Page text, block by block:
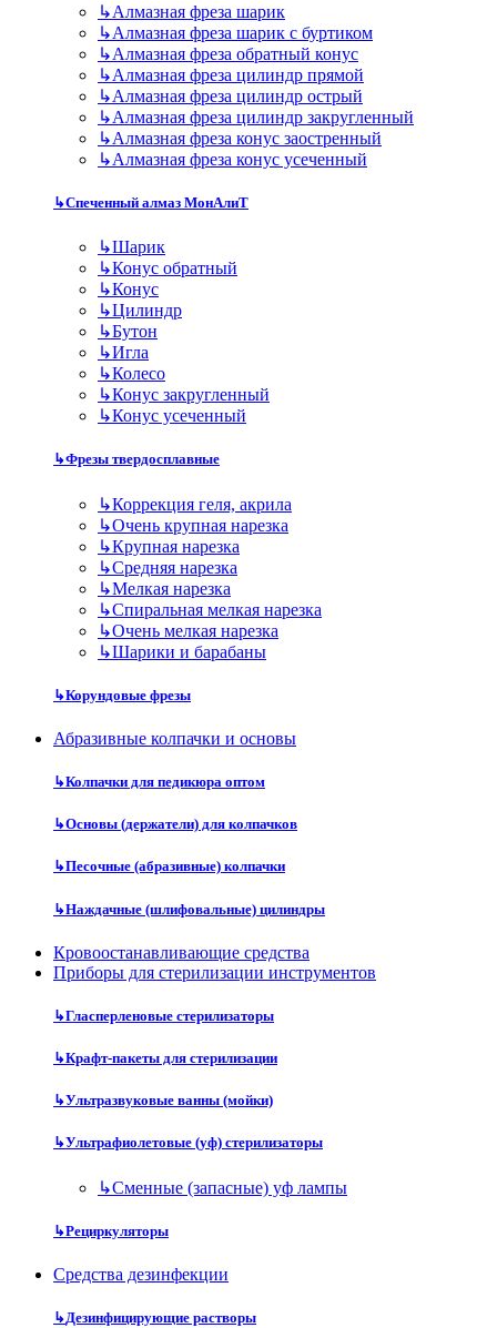
↳Алмазная фреза шарик
↳Алмазная фреза шарик с буртиком
↳Алмазная фреза обратный конус
↳Алмазная фреза цилиндр прямой
↳Алмазная фреза цилиндр острый
↳Алмазная фреза цилиндр закругленный
↳Алмазная фреза конус заостренный
↳Алмазная фреза конус усеченный
↳Спеченный алмаз МонАлиТ
↳Шарик
↳Конус обратный
↳Конус
↳Цилиндр
↳Бутон
↳Игла
↳Колесо
↳Конус закругленный
↳Конус усеченный
↳Фрезы твердосплавные
↳Коррекция геля, акрила
↳Очень крупная нарезка
↳Крупная нарезка
↳Средняя нарезка
↳Мелкая нарезка
↳Спиральная мелкая нарезка
↳Очень мелкая нарезка
↳Шарики и барабаны
↳Корундовые фрезы
Абразивные колпачки и основы
↳Колпачки для педикюра оптом
↳Основы (держатели) для колпачков
↳Песочные (абразивные) колпачки
↳Наждачные (шлифовальные) цилиндры
Кровоостанавливающие средства
Приборы для стерилизации инструментов
↳Гласперленовые стерилизаторы
↳Крафт-пакеты для стерилизации
↳Ультразвуковые ванны (мойки)
↳Ультрафиолетовые (уф) стерилизаторы
↳Сменные (запасные) уф лампы
↳Рециркуляторы
Средства дезинфекции
↳Дезинфицирующие растворы